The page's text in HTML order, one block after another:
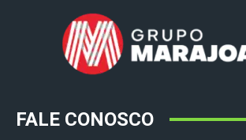
FALE CONOSCO